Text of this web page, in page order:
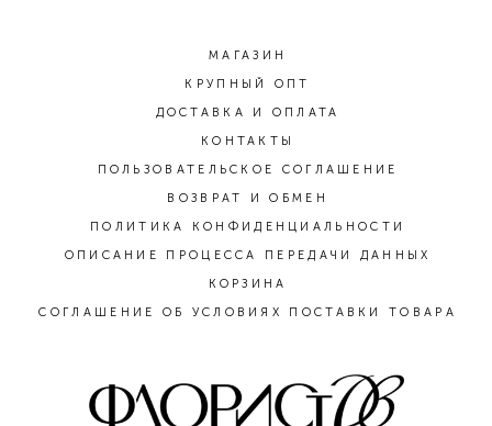
МАГАЗИН
КРУПНЫЙ ОПТ
ДОСТАВКА И ОПЛАТА
КОНТАКТЫ
ПОЛЬЗОВАТЕЛЬСКОЕ СОГЛАШЕНИЕ
ВОЗВРАТ И ОБМЕН
ПОЛИТИКА КОНФИДЕНЦИАЛЬНОСТИ
ОПИСАНИЕ ПРОЦЕССА ПЕРЕДАЧИ ДАННЫХ
КОРЗИНА
СОГЛАШЕНИЕ ОБ УСЛОВИЯХ ПОСТАВКИ ТОВАРА